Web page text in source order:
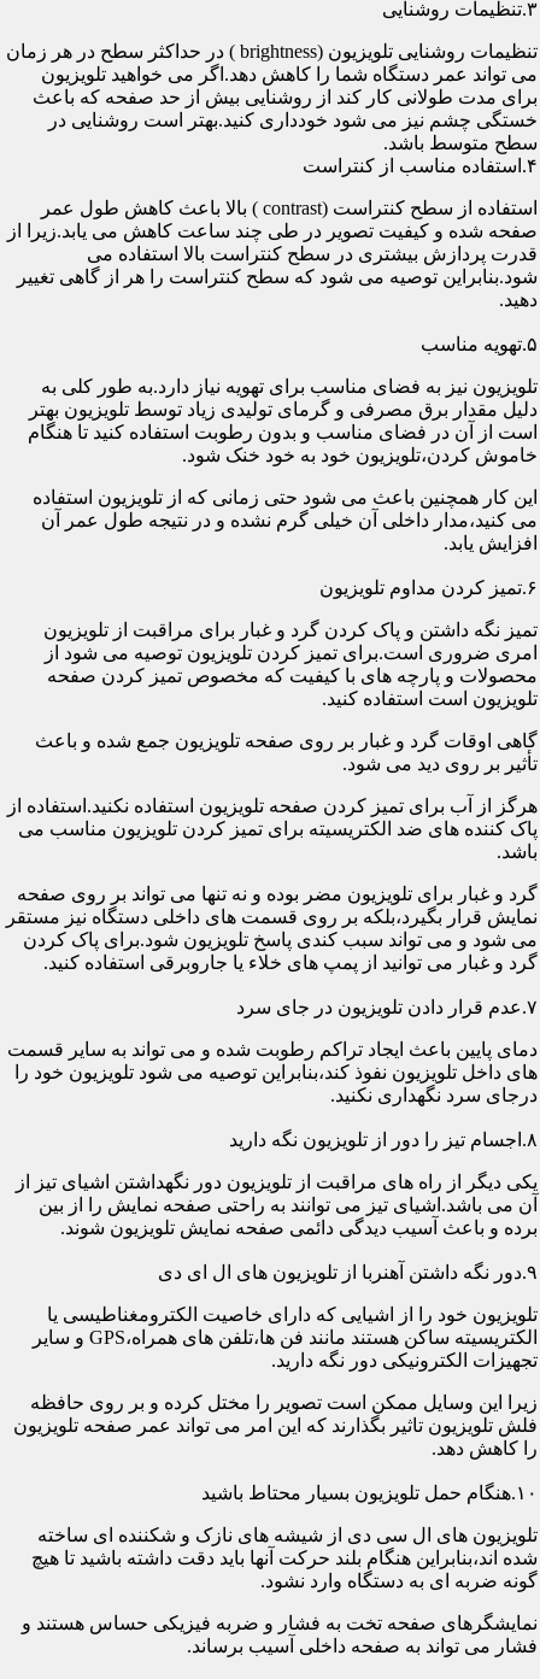
۳.تنظیمات روشنایی
تنظیمات روشنایی تلویزیون (brightness ) در حداکثر سطح در هر زمان
می تواند عمر دستگاه شما را کاهش دهد.اگر می خواهید تلویزیون
برای مدت طولانی کار کند از روشنایی بیش از حد صفحه که باعث
خستگی چشم نیز می شود خودداری کنید.بهتر است روشنایی در
سطح متوسط باشد.
۴.استفاده مناسب از کنتراست
استفاده از سطح کنتراست (contrast ) بالا باعث کاهش طول عمر
صفحه شده و کیفیت تصویر در طی چند ساعت کاهش می یابد.زیرا از
قدرت پردازش بیشتری در سطح کنتراست بالا استفاده می
شود.بنابراین توصیه می شود که سطح کنتراست را هر از گاهی تغییر
دهید.
۵.تهویه مناسب
تلویزیون نیز به فضای مناسب برای تهویه نیاز دارد.به طور کلی به
دلیل مقدار برق مصرفی و گرمای تولیدی زیاد توسط تلویزیون بهتر
است از آن در فضای مناسب و بدون رطوبت استفاده کنید تا هنگام
خاموش کردن،تلویزیون خود به خود خنک شود.
این کار همچنین باعث می شود حتی زمانی که از تلویزیون استفاده
می کنید،مدار داخلی آن خیلی گرم نشده و در نتیجه طول عمر آن
افزایش یابد.
۶.تمیز کردن مداوم تلویزیون
تمیز نگه داشتن و پاک کردن گرد و غبار برای مراقبت از تلویزیون
امری ضروری است.برای تمیز کردن تلویزیون توصیه می شود از
محصولات و پارچه های با کیفیت که مخصوص تمیز کردن صفحه
تلویزیون است استفاده کنید.
گاهی اوقات گرد و غبار بر روی صفحه تلویزیون جمع شده و باعث
تأثیر بر روی دید می شود.
هرگز از آب برای تمیز کردن صفحه تلویزیون استفاده نکنید.استفاده از
پاک کننده های ضد الکتریسیته برای تمیز کردن تلویزیون مناسب می
باشد.
گرد و غبار برای تلویزیون مضر بوده و نه تنها می تواند بر روی صفحه
نمایش قرار بگیرد،بلکه بر روی قسمت های داخلی دستگاه نیز مستقر
می شود و می تواند سبب کندی پاسخ تلویزیون شود.برای پاک کردن
گرد و غبار می توانید از پمپ های خلاء یا جاروبرقی استفاده کنید.
۷.عدم قرار دادن تلویزیون در جای سرد
دمای پایین باعث ایجاد تراکم رطوبت شده و می تواند به سایر قسمت
های داخل تلویزیون نفوذ کند،بنابراین توصیه می شود تلویزیون خود را
درجای سرد نگهداری نکنید.
۸.اجسام تیز را دور از تلویزیون نگه دارید
یکی دیگر از راه های مراقبت از تلویزیون دور نگهداشتن اشیای تیز از
آن می باشد.اشیای تیز می توانند به راحتی صفحه نمایش را از بین
برده و باعث آسیب دیدگی دائمی صفحه نمایش تلویزیون شوند.
۹.دور نگه داشتن آهنربا از تلویزیون های ال ای دی
تلویزیون خود را از اشیایی که دارای خاصیت الکترومغناطیسی یا
الکتریسیته ساکن هستند مانند فن ها،تلفن های همراه،GPS و سایر
تجهیزات الکترونیکی دور نگه دارید.
زیرا این وسایل ممکن است تصویر را مختل کرده و بر روی حافظه
فلش تلویزیون تاثیر بگذارند که این امر می تواند عمر صفحه تلویزیون
را کاهش دهد.
۱۰.هنگام حمل تلویزیون بسیار محتاط باشید
تلویزیون های ال سی دی از شیشه های نازک و شکننده ای ساخته
شده اند،بنابراین هنگام بلند حرکت آنها باید دقت داشته باشید تا هیچ
گونه ضربه ای به دستگاه وارد نشود.
نمایشگرهای صفحه تخت به فشار و ضربه فیزیکی حساس هستند و
فشار می تواند به صفحه داخلی آسیب برساند.